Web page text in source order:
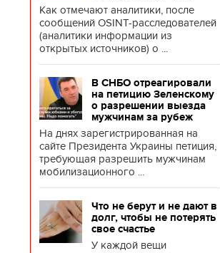
Как отмечают аналитики, после
сообщений OSINT-расследователей
(аналитики информации из
открытых источников) о ...
В СНБО отреагировали
на петицию Зеленскому
о разрешении выезда
мужчинам за рубеж
На днях зарегистрированная на
сайте Президента Украины петиция,
требующая разрешить мужчинам
мобилизационного ...
Что не берут и не дают в
долг, чтобы не потерять
свое счастье
У каждой вещи